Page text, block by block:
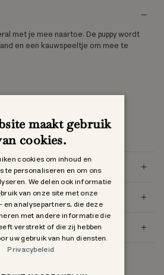
met je mee naartoe. De puppy wordt
en een kauwspeeltje om mee te
katoenmaakt gebruik
cookies.
cookies om inhoud en
te personaliseren en om ons
We delen ook informatie
van onze site met onze
analysepartners, die deze
met andere informatie die
verstrekt of die zij hebben
uw gebruik van hun diensten.
Privacybeleid